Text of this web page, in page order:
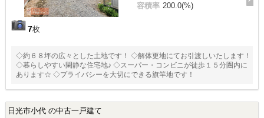
7枚
容積率 200.0(%)
◇約６８坪の広々とした土地です！ ◇解体更地にてお引渡しいたします！
◇暮らしやすい閑静な住宅地♪ ◇スーパー・コンビニが徒歩１５分圏内に
あります☆ ◇プライバシーを大切にできる旗竿地です！
日光市小代 の中古一戸建て